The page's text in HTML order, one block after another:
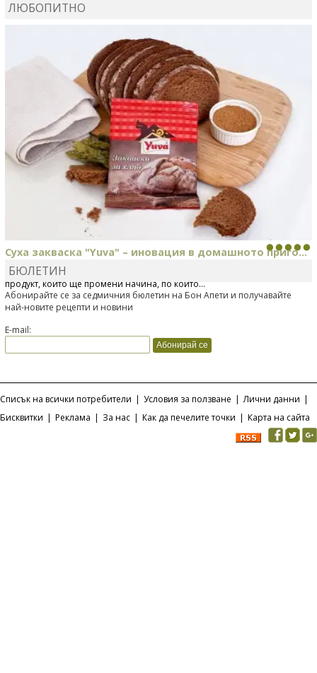
ЛЮБОПИТНО
Суха закваска "Yuva" – иновация в домашното приго...
Отскоро Лесафр България стартира предлагането на изцяло нов
продукт, който ще промени начина, по който...
БЮЛЕТИН
Абонирайте се за седмичния бюлетин на Бон Апети и получавайте
най-новите рецепти и новини
E-mail:
Списък на всички потребители | Условия за ползване | Лични данни |
Бисквитки | Реклама | За нас | Как да печелите точки | Карта на сайта